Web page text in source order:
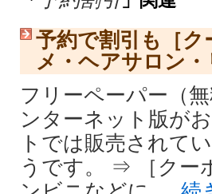
予約で割引も［
メ・ヘアサロン
フリーペーパー（
ンターネット版が
トでは販売されて
うです。 ⇒ ［クー